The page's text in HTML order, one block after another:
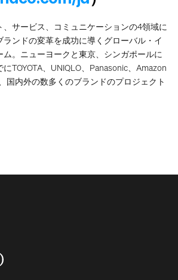
、サービス、コミュニケーションの4領域に
ンドの変革を成功に導くグローバル・イ
ム。ニューヨークと東京、シンガポールに
TOYOTA、UNIQLO、Panasonic、Amazon
国内外の数多くのブランドのプロジェクト